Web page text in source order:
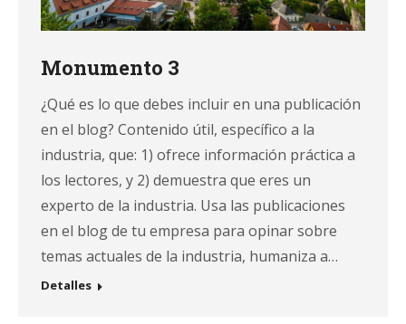
Monumento 3
¿Qué es lo que debes incluir en una publicación
en el blog? Contenido útil, específico a la
industria, que: 1) ofrece información práctica a
los lectores, y 2) demuestra que eres un
experto de la industria. Usa las publicaciones
en el blog de tu empresa para opinar sobre
temas actuales de la industria, humaniza a…
Detalles